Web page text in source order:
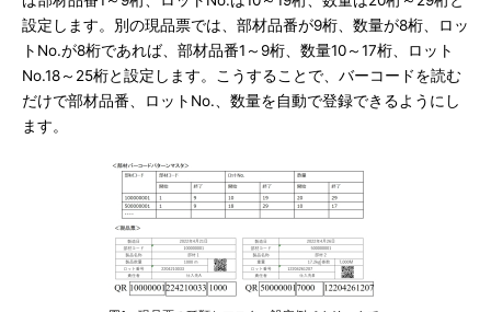
設定します。別の現品票では、部材品番が9桁、数量が8桁、ロッ
トNo.が8桁であれば、部材品番1～9桁、数量10～17桁、ロット
No.18～25桁と設定します。こうすることで、バーコードを読む
だけで部材品番、ロットNo.、数量を自動で登録できるようにし
ます。